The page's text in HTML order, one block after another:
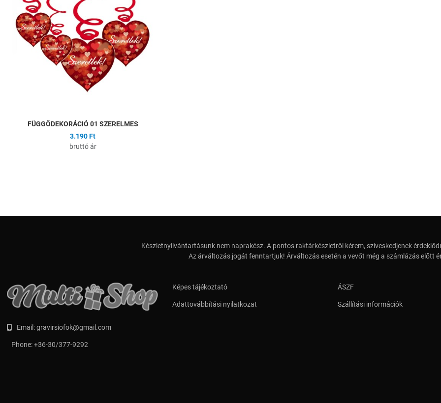
FÜGGŐDEKORÁCIÓ 01 SZERELMES
3.190 Ft
bruttó ár
Készletnyilvántartásunk nem naprakész. A pontos raktárkészletről kérem, szíveskedjenek
Az árváltozás jogát fenntartjuk! Árváltozás esetén a vevőt még a számlázás előtt
Email:gravirsiofok@gmail.com
Phone:+36-30/377-9292
Képes tájékoztató
Adattovábbítási nyilatkozat
ÁSZF
Szállítási információk